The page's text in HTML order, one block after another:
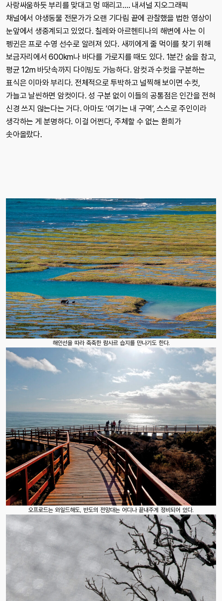
사랑싸움하듯 부리를 맞대고 멍 때리고…. 내셔널 지오그래픽
채널에서 야생동물 전문가가 오랜 기다림 끝에 관찰했을 법한 영상이
눈앞에서 생중계되고 있었다. 칠레와 아르헨티나의 해변에 사는 이
펭귄은 프로 수영 선수로 알려져 있다. 새끼에게 줄 먹이를 찾기 위해
보금자리에서 600km나 바다를 가로지를 때도 있다. 1분간 숨을 참고,
평균 12m 바닷속까지 다이빙도 가능하다. 암컷과 수컷을 구분하는
표식은 이마와 부리다. 전체적으로 투박하고 널찍해 보이면 수컷,
가늘고 날씬하면 암컷이다. 성 구분 없이 이들의 공통점은 인간을 전혀
신경 쓰지 않는다는 거다. 아마도 ‘여기는 내 구역’, 스스로 주인이라
생각하는 게 분명하다. 이걸 어쩐다, 주체할 수 없는 환희가
솟아올랐다.
해안선을 따라 축축한 람사르 습지를 만나기도 한다.
오프로드는 와일드해도, 반도의 전망대는 어디나 끝내주게 정비되어 있다.